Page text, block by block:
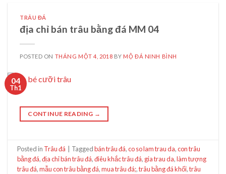
TRÂU ĐÁ
địa chỉ bán trâu bằng đá MM 04
POSTED ON THÁNG MỘT 4, 2018 BY MỘ ĐÁ NINH BÌNH
04
Th1
CONTINUE READING →
Posted in Trâu đá Taggedbán trâu đá,co so lam trau da,con trâu
bằng đá,địa chỉ bán trâu đá,điêu khắc trâu đá, gia trau da,làm tượng
trâu đá,mẫu con trâu bằng đá,mua trâu đá;,trâu bằng đá khối,trâu